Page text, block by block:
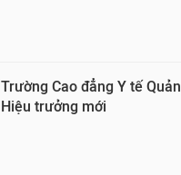
Trường Cao đẳng Y tế
Hiệu trưởng mới